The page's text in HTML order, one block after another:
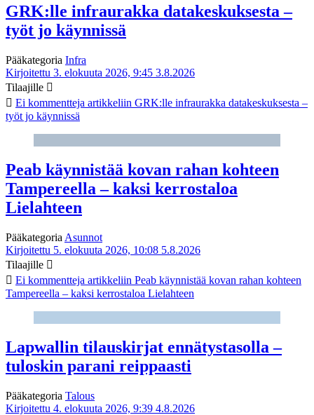
GRK:lle infraurakka datakeskuksesta –
työt jo käynnissä
Pääkategoria Infra
Kirjoitettu 3. elokuuta 2026, 9:45 3.8.2026
Tilaajille
Ei kommentteja artikkeliin GRK:lle infraurakka datakeskuksesta –
työt jo käynnissä
Peab käynnistää kovan rahan kohteen
Tampereella – kaksi kerrostaloa
Lielahteen
Pääkategoria Asunnot
Kirjoitettu 5. elokuuta 2026, 10:08 5.8.2026
Tilaajille
Ei kommentteja artikkeliin Peab käynnistää kovan rahan kohteen
Tampereella – kaksi kerrostaloa Lielahteen
Lapwallin tilauskirjat ennätystasolla –
tuloskin parani reippaasti
Pääkategoria Talous
Kirjoitettu 4. elokuuta 2026, 9:39 4.8.2026